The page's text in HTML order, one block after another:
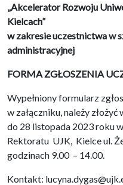
„Akcelerator Rozwoju
Kielcach”
w zakresie uczestnictwa w
administracyjnej
FORMA ZGŁOSZENIA
Wypełniony formularz
w załączniku, należy
do 28 listopada 2023 roku
Rektoratu UJK, Kielce ul.
godzinach 9.00 – 14.00.
Kontakt: